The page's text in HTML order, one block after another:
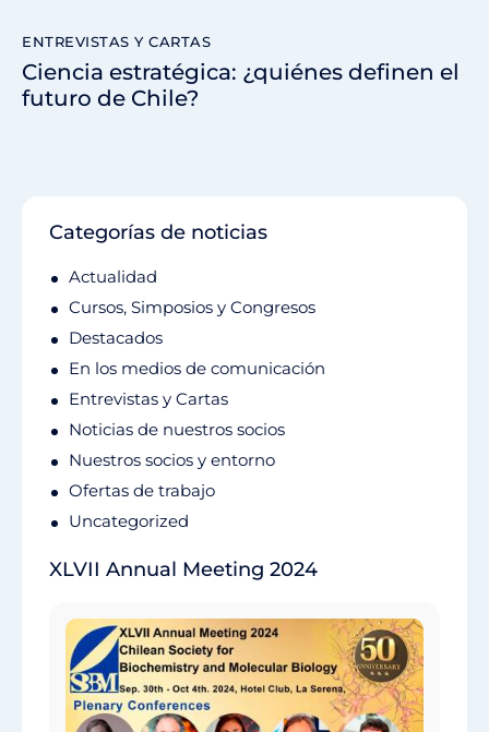
ENTREVISTAS Y CARTAS
Ciencia estratégica: ¿quiénes definen el
futuro de Chile?
Categorías de noticias
Actualidad
Cursos, Simposios y Congresos
Destacados
En los medios de comunicación
Entrevistas y Cartas
Noticias de nuestros socios
Nuestros socios y entorno
Ofertas de trabajo
Uncategorized
XLVII Annual Meeting 2024